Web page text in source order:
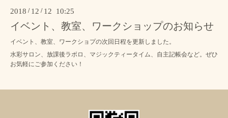
2018 / 12 / 12 10:25
イベント、教室、ワークショップのお知らせ
イベント、教室、ワークショプの次回日程を更新しました。
水彩サロン、放課後ラボロ、マジックティータイム、自主記帳会など。ぜひ
お気軽にご参加ください！